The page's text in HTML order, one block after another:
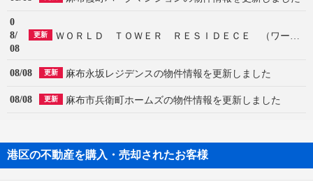
0
8/
08
更新
08/08 更新 麻布永坂レジデンスの物件情報を更新しました
08/08 更新 麻布市兵衛町ホームズの物件情報を更新しました
港区の不動産を購入・売却されたお客様